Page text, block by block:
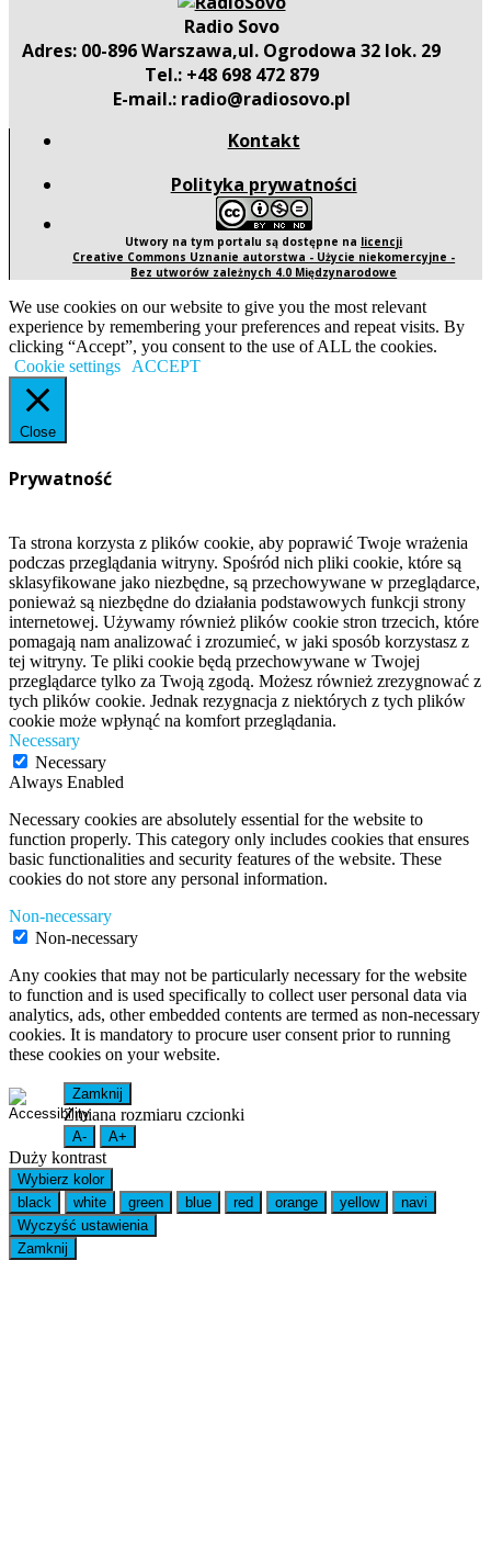
Radio Sovo
Adres: 00-896 Warszawa,ul. Ogrodowa 32 lok. 29
Tel.: +48 698 472 879
E-mail.: radio@radiosovo.pl
Kontakt
Polityka prywatności
Utwory na tym portalu są dostępne na licencji
Creative Commons Uznanie autorstwa - Użycie niekomercyjne -
Bez utworów zależnych 4.0 Międzynarodowe
We use cookies on our website to give you the most relevant
experience by remembering your preferences and repeat visits. By
clicking “Accept”, you consent to the use of ALL the cookies.
Cookie settings
ACCEPT
Close
Prywatność
Ta strona korzysta z plików cookie, aby poprawić Twoje wrażenia
podczas przeglądania witryny. Spośród nich pliki cookie, które są
sklasyfikowane jako niezbędne, są przechowywane w przeglądarce,
ponieważ są niezbędne do działania podstawowych funkcji strony
internetowej. Używamy również plików cookie stron trzecich, które
pomagają nam analizować i zrozumieć, w jaki sposób korzystasz z
tej witryny. Te pliki cookie będą przechowywane w Twojej
przeglądarce tylko za Twoją zgodą. Możesz również zrezygnować z
tych plików cookie. Jednak rezygnacja z niektórych z tych plików
cookie może wpłynąć na komfort przeglądania.
Necessary
Necessary
Always Enabled
Necessary cookies are absolutely essential for the website to
function properly. This category only includes cookies that ensures
basic functionalities and security features of the website. These
cookies do not store any personal information.
Non-necessary
Non-necessary
Any cookies that may not be particularly necessary for the website
to function and is used specifically to collect user personal data via
analytics, ads, other embedded contents are termed as non-necessary
cookies. It is mandatory to procure user consent prior to running
these cookies on your website.
Zamknij
Zmiana rozmiaru czcionki
A- A+
Duży kontrast
Wybierz kolor
black
white green blue red orange yellow
navi
Wyczyść ustawienia
Zamknij